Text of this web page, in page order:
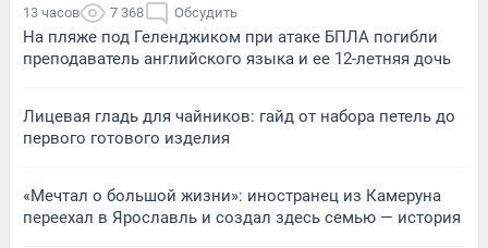
13 часов 7 368 Обсудить
На пляже под Геленджиком при атаке БПЛА погибли
преподаватель английского языка и ее 12-летняя дочь
Лицевая гладь для чайников: гайд от набора петель до
первого готового изделия
«Мечтал о большой жизни»: иностранец из Камеруна
переехал в Ярославль и создал здесь семью — история